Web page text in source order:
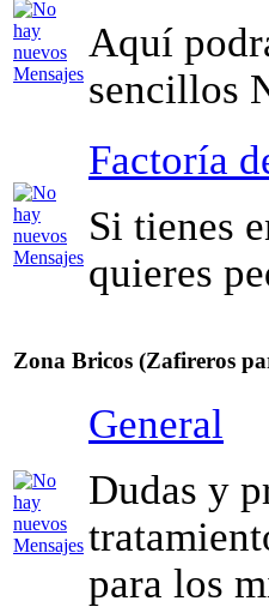
Aquí
sencillos
Factoría
Si tienes
quieres
Zona Bricos (Zafireros
General
Dudas y
para los